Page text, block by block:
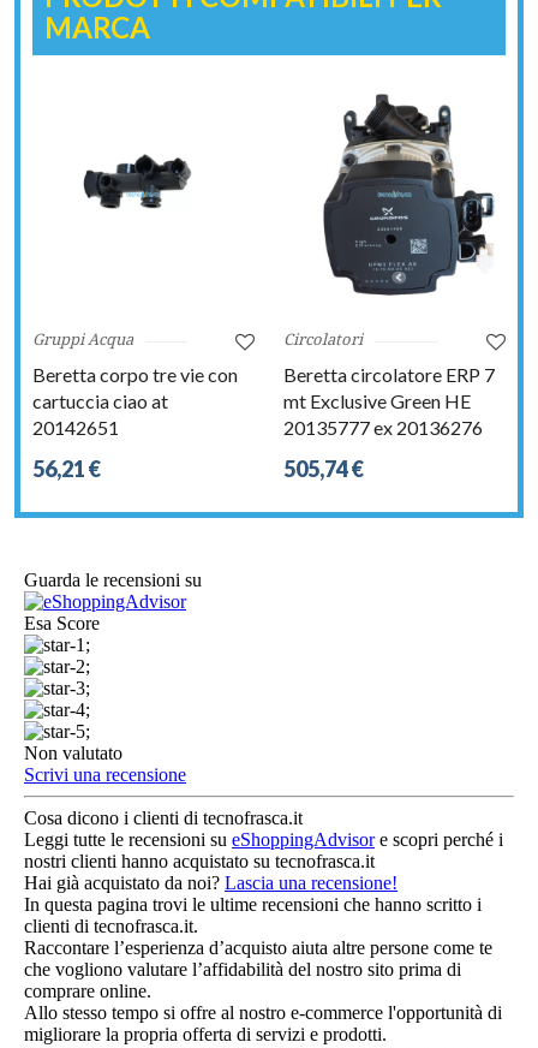
MARCA
Gruppi Acqua
Beretta corpo tre vie con
cartuccia ciao at
20142651
56,21 €
Circolatori
Beretta circolatore ERP 7
mt Exclusive Green HE
20135777 ex 20136276
505,74 €